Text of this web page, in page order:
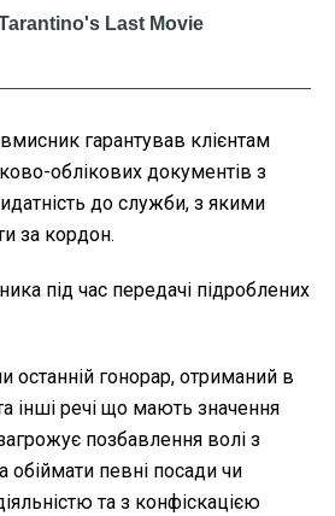
гарантував клієнтам
облікових документів з
до служби, з якими
за кордон.
під час передачі підроблених
останній гонорар, отриманий в
інші речі що мають значення
позбавлення волі з
певні посади чи
та з конфіскацією